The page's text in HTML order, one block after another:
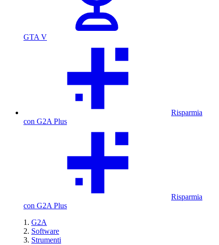
GTA V
Risparmia
con G2A Plus
Risparmia
con G2A Plus
G2A
Software
Strumenti